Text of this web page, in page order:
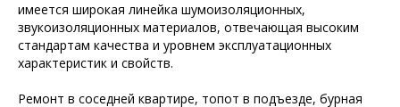
имеется широкая линейка шумоизоляционных,
звукоизоляционных материалов, отвечающая высоким
стандартам качества и уровнем эксплуатационных
характеристик и свойств.
Ремонт в соседней квартире, топот в подъезде, бурная